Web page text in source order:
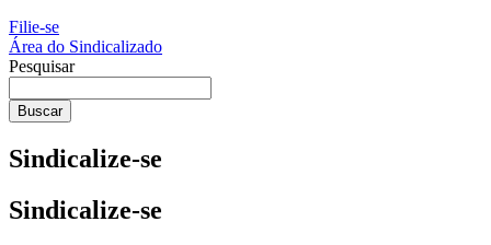
Filie-se
Área do Sindicalizado
Pesquisar
Buscar
Sindicalize-se
Sindicalize-se